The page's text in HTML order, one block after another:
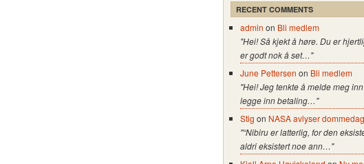
RECENT COMMENTS
admin on Bli medlem
"Hei! Så kjekt å høre. Du er
er godt nok å set…"
June Pettersen on Bli medlem
"Hei! Jeg tenkte å melde meg
legge inn betaling…"
Stig on NASA avlyser dommedag
"“Nibiru er latterlig, for den
aldri eksistert noe ann…"